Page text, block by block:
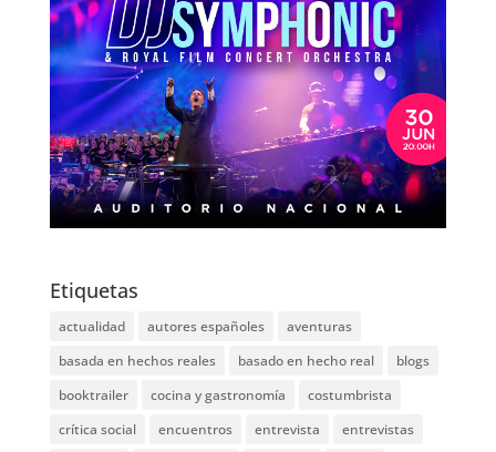
Etiquetas
actualidad autores españoles
aventuras
basada en hechos reales
basado en hecho real
blogs
booktrailer
cocina y gastronomía
costumbrista
crítica social
encuentros entrevista
entrevistas